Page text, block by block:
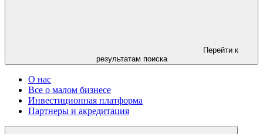
Перейти к
результатам поиска
О нас
Все о малом бизнесе
Инвестиционная платформа
Партнеры и акредитация